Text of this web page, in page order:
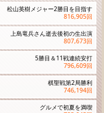
松山英樹メジャー2勝目を目指す
816,905回
上島竜兵さん逝去後初の生出演
807,673回
5勝目＆11戦連続安打
796,609回
棋聖戦第2局勝利
746,194回
グルメで初夏を満喫